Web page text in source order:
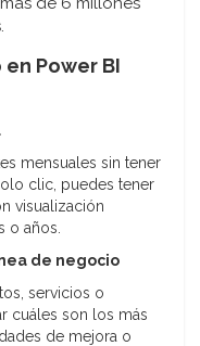
Power BI
mensuales sin tener
clic, puedes tener
visualización
o años.
de negocio
servicios o
cuáles son los más
de mejora o